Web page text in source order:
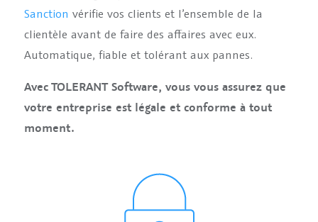
Sanction vérifie vos clients et l’ensemble de la
clientèle avant de faire des affaires avec eux.
Automatique, fiable et tolérant aux pannes.
Avec TOLERANT Software, vous vous assurez que
votre entreprise est légale et conforme à tout
moment.